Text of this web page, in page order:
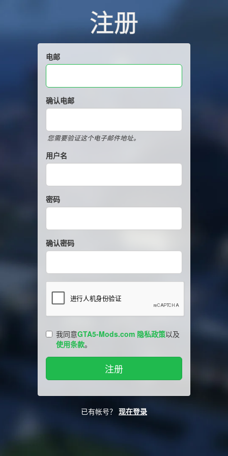
注册
电邮
确认电邮
您需要验证这个电子邮件地址。
用户名
密码
确认密码
我同意GTA5-Mods.com 隐私政策以及
使用条款。
已有帐号？ 现在登录